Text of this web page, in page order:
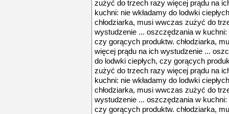
zużyć do trzech razy więcej prądu na
kuchni: nie wkładamy do lodwki
chłodziarka, musi wwczas zużyć do
wystudzenie ... oszczędzania w kuchni:
czy gorących produktw. chłodziarka,
więcej prądu na ich wystudzenie ...
do lodwki ciepłych, czy gorących
zużyć do trzech razy więcej prądu na
kuchni: nie wkładamy do lodwki
chłodziarka, musi wwczas zużyć do
wystudzenie ... oszczędzania w kuchni:
czy gorących produktw. chłodziarka,